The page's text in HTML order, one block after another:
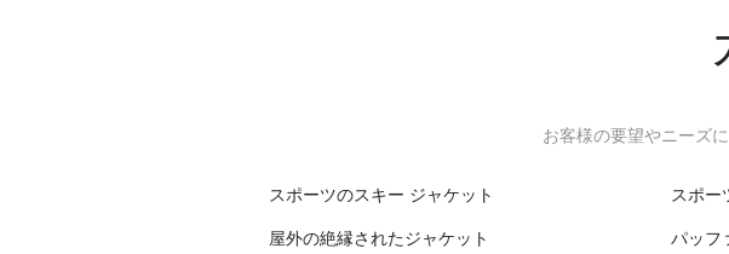
お客様の要望やニーズ
スポーツのスキー ジャケット スポー
屋外の絶縁されたジャケット
パッフ